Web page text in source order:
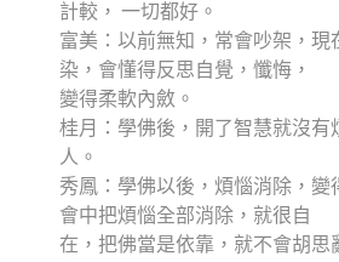
計較， 一切都好。
富美：以前無知，常會吵架，現
染，會懂得反思自覺，懺悔，
變得柔軟內斂。
桂月：學佛後，開了智慧就沒有
人。
秀鳳：學佛以後，煩惱消除，變
會中把煩惱全部消除，就很自
在，把佛當是依靠，就不會胡思